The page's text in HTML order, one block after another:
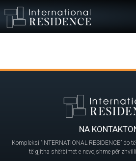
NA
Kompleksi “INTERNATIONAL RESIDENCE” do
të gjitha shërbimet e nevojshme për